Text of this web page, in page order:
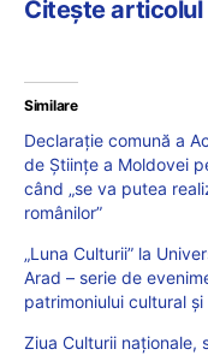
Citește
Similare
Declarație comună a
de Științe a Moldovei
când „se va putea
românilor”
„Luna Culturii” la
Arad – serie de
patrimoniului cultural
Ziua Culturii naționale,